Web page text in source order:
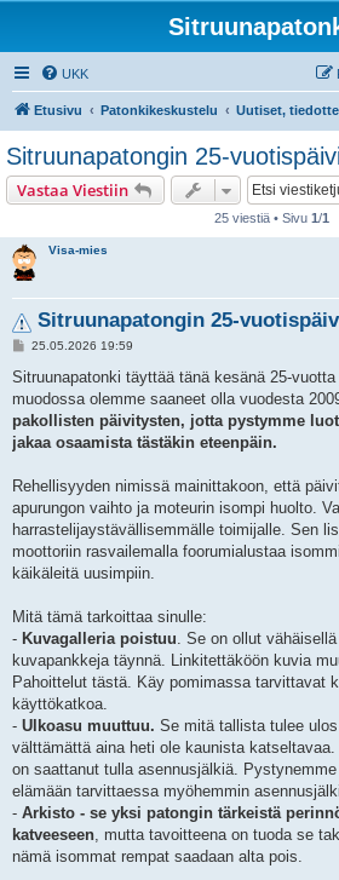
UKK
Etusivu Patonkikeskustelu Uutiset,
Sitruunapatongin 25-
Vastaa Viestiin
25 viestiä • Sivu 1/1
Visa-mies
Sitruunapatongin 25-
V
e
t
i
25.05.2026 19:59
Sitruunapatonki täyttää tänä kesänä 25-
muodossa olemme saaneet olla vuodesta
pakollisten päivitysten, jotta pystymme
jakaa osaamista tästäkin eteenpäin.
Rehellisyyden nimissä mainittakoon, että
apurungon vaihto ja moteurin isompi huolto.
harrastelijaystävällisemmälle toimijalle. Sen
moottoriin rasvailemalla foorumialustaa
käikäleitä uusimpiin.
Mitä tämä tarkoittaa sinulle:
- Kuvagalleria poistuu. Se on ollut
kuvapankkeja täynnä. Linkitettäköön kuvia
Pahoittelut tästä. Käy pomimassa tarvittavat
käyttökatkoa.
- Ulkoasu muuttuu. Se mitä tallista tulee
välttämättä aina heti ole kaunista
on saattanut tulla asennusjälkiä.
elämään tarvittaessa myöhemmin
- Arkisto - se yksi patongin tärkeistä
katveeseen, mutta tavoitteena on tuoda se
nämä isommat rempat saadaan alta pois.